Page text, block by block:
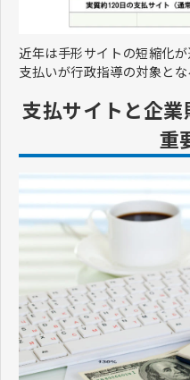
近年は手形サイトの短縮化
支払いが行政指導の対象とな
支払サイトと企
重